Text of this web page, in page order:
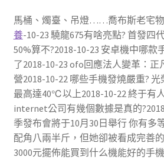
馬桶、燭臺、吊燈……喬布斯老宅
養-10-23 驍龍675有啥亮點? 首發四
50%算不?2018-10-23 安卓機中哪款
了2018-10-23 ofo回應法人變革：正
營2018-10-22 哪些手機發燒嚴重? 光
最高達40℃以上2018-10-22 終于有
internet公司有幾個數據是真的
季發布會將于10月30日舉行 你有多
配角八兩半斤，但她卻被看成完善
3000元擺佈能買到什么機能好的手